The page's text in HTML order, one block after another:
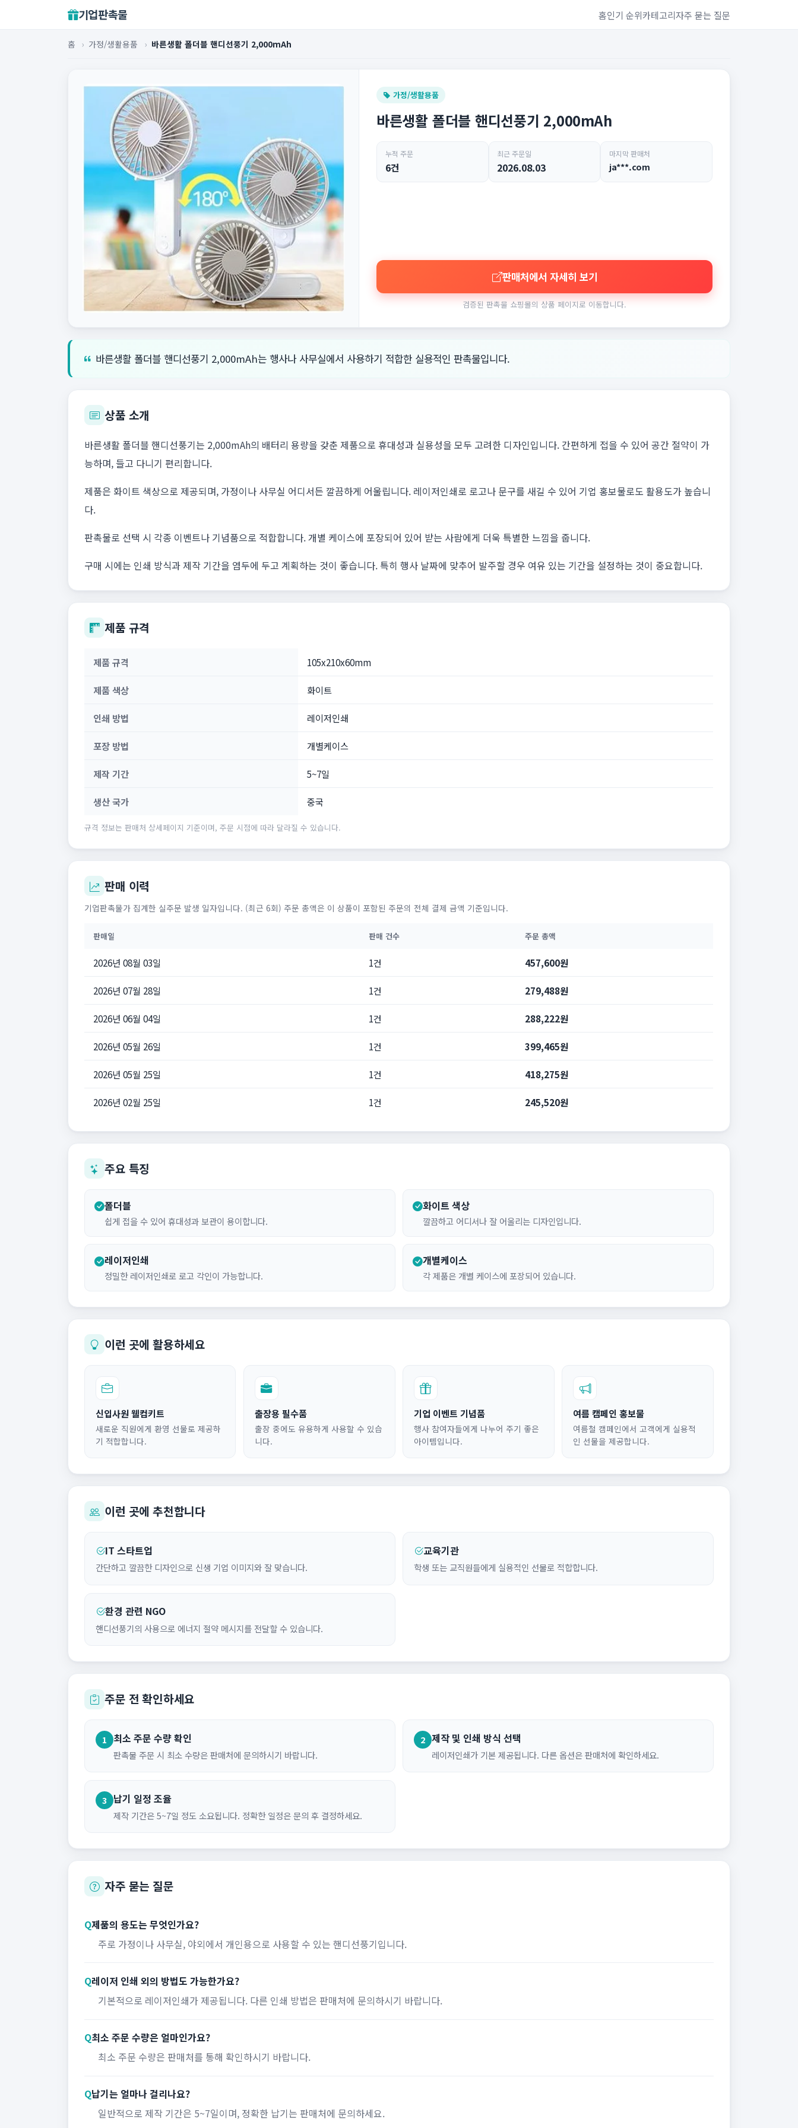
기업판촉물 홈인기 순위카테고리자주 묻는 질문
홈 › 가정/생활용품 › 바른생활 폴더블 핸디선풍기 2,000mAh
가정/생활용품
바른생활 폴더블 핸디선풍기 2,000mAh
누적 주문
6건
최근 주문일
2026.08.03
마지막 판매처
ja***.com
판매처에서 자세히 보기
검증된 판촉물 쇼핑몰의 상품 페이지로 이동합니다.
바른생활 폴더블 핸디선풍기 2,000mAh는 행사나 사무실에서 사용하기 적합한 실용적인 판촉물입니다.
상품 소개
바른생활 폴더블 핸디선풍기는 2,000mAh의 배터리 용량을 갖춘 제품으로 휴대성과 실용성을 모두 고려한 디자인입니다. 간편하게 접을 수 있어 공간 절약이 가
능하며, 들고 다니기 편리합니다.
제품은 화이트 색상으로 제공되며, 가정이나 사무실 어디서든 깔끔하게 어울립니다. 레이저인쇄로 로고나 문구를 새길 수 있어 기업 홍보물로도 활용도가 높습니
다.
판촉물로 선택 시 각종 이벤트나 기념품으로 적합합니다. 개별 케이스에 포장되어 있어 받는 사람에게 더욱 특별한 느낌을 줍니다.
구매 시에는 인쇄 방식과 제작 기간을 염두에 두고 계획하는 것이 좋습니다. 특히 행사 날짜에 맞추어 발주할 경우 여유 있는 기간을 설정하는 것이 중요합니다.
제품 규격
제품 규격 105x210x60mm
제품 색상 화이트
인쇄 방법 레이저인쇄
포장 방법 개별케이스
제작 기간 5~7일
생산 국가 중국
규격 정보는 판매처 상세페이지 기준이며, 주문 시점에 따라 달라질 수 있습니다.
판매 이력
기업판촉물가 집계한 실주문 발생 일자입니다. (최근 6회) 주문 총액은 이 상품이 포함된 주문의 전체 결제 금액 기준입니다.
판매일 판매 건수 주문 총액
2026년 08월 03일 1건 457,600원
2026년 07월 28일 1건 279,488원
2026년 06월 04일 1건 288,222원
2026년 05월 26일 1건 399,465원
2026년 05월 25일 1건 418,275원
2026년 02월 25일 1건 245,520원
주요 특징
폴더블
쉽게 접을 수 있어 휴대성과 보관이 용이합니다.
화이트 색상
깔끔하고 어디서나 잘 어울리는 디자인입니다.
레이저인쇄
정밀한 레이저인쇄로 로고 각인이 가능합니다.
개별케이스
각 제품은 개별 케이스에 포장되어 있습니다.
이런 곳에 활용하세요
신입사원 웰컴키트
새로운 직원에게 환영 선물로 제공하
기 적합합니다.
출장용 필수품
출장 중에도 유용하게 사용할 수 있습
니다.
기업 이벤트 기념품
행사 참여자들에게 나누어 주기 좋은
아이템입니다.
여름 캠페인 홍보물
여름철 캠페인에서 고객에게 실용적
인 선물을 제공합니다.
이런 곳에 추천합니다
IT 스타트업
간단하고 깔끔한 디자인으로 신생 기업 이미지와 잘 맞습니다.
교육기관
학생 또는 교직원들에게 실용적인 선물로 적합합니다.
환경 관련 NGO
핸디선풍기의 사용으로 에너지 절약 메시지를 전달할 수 있습니다.
주문 전 확인하세요
1 최소 주문 수량 확인
판촉물 주문 시 최소 수량은 판매처에 문의하시기 바랍니다.
2 제작 및 인쇄 방식 선택
레이저인쇄가 기본 제공됩니다. 다른 옵션은 판매처에 확인하세요.
3 납기 일정 조율
제작 기간은 5~7일 정도 소요됩니다. 정확한 일정은 문의 후 결정하세요.
자주 묻는 질문
Q제품의 용도는 무엇인가요?
주로 가정이나 사무실, 야외에서 개인용으로 사용할 수 있는 핸디선풍기입니다.
Q레이저 인쇄 외의 방법도 가능한가요?
기본적으로 레이저인쇄가 제공됩니다. 다른 인쇄 방법은 판매처에 문의하시기 바랍니다.
Q최소 주문 수량은 얼마인가요?
최소 주문 수량은 판매처를 통해 확인하시기 바랍니다.
Q납기는 얼마나 걸리나요?
일반적으로 제작 기간은 5~7일이며, 정확한 납기는 판매처에 문의하세요.